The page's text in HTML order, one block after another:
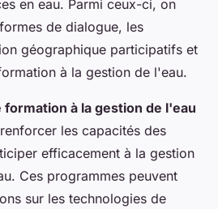
en eau. Parmi ceux-ci, on
de dialogue, les
géographique participatifs et
à la gestion de l'eau.
à la gestion de l'eau
les capacités des
efficacement à la gestion
Ces programmes peuvent
sur les technologies de